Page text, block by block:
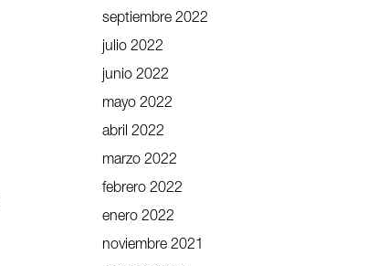
septiembre 2022
julio 2022
junio 2022
mayo 2022
abril 2022
marzo 2022
febrero 2022
enero 2022
noviembre 2021